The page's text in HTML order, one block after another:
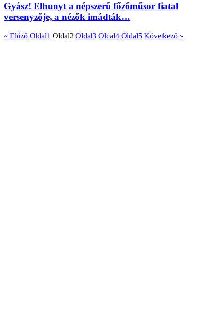
Gyász! Elhunyt a népszerű főzőműsor fiatal
versenyzője, a nézők imádták…
« Előző Oldal1 Oldal2 Oldal3 Oldal4 Oldal5 Következő »